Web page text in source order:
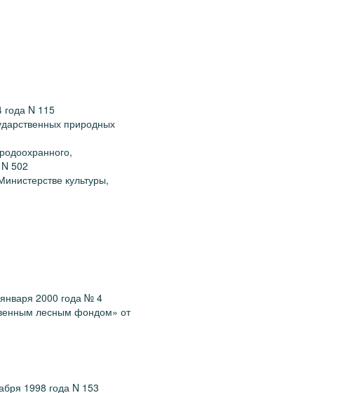
года N 115
природных
502
культуры,
2000 года № 4
лесным фондом» от
1998 года N 153